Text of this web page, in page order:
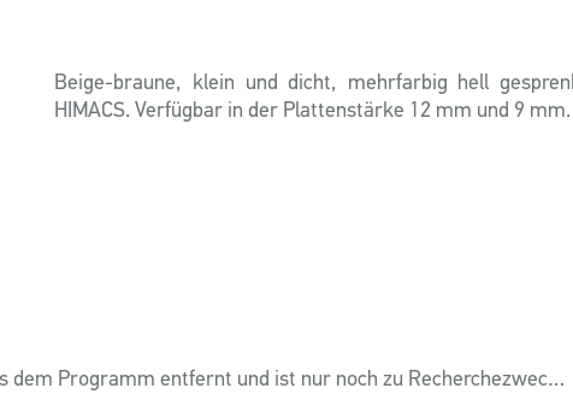
Beige-braune, klein und dicht, mehrfarbig hell
HIMACS. Verfügbar in der Plattenstärke 12 mm und 9 mm.
dem Programm entfernt und ist nur noch zu Recherchezwec…